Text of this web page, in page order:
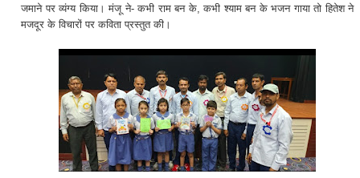
जमाने पर व्यंग्य किया। मंजू ने- कभी राम बन के, कभी श्याम बन के भजन गाया तो हितेश ने
मजदूर के विचारों पर कविता प्रस्तुत की।